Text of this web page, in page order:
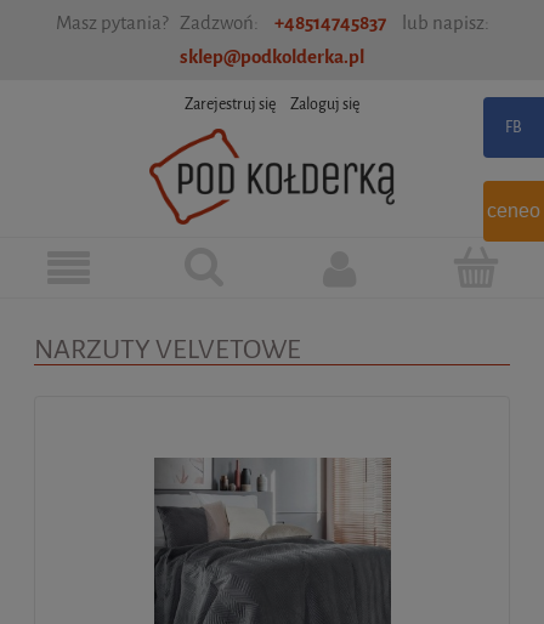
Masz pytania? Zadzwoń: +48514745837
lub napisz:
sklep@podkolderka.pl
Zarejestruj się Zaloguj się
NARZUTY VELVETOWE
ceneo